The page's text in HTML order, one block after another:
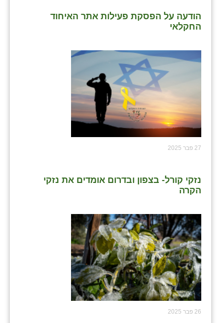
הודעה על הפסקת פעילות אתר האיחוד
החקלאי
27 פבר 2025
נזקי קורל- בצפון ובדרום אומדים את נזקי
הקרה
26 פבר 2025